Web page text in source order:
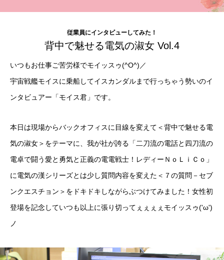
従業員にインタビューしてみた！
背中で魅せる電気の淑女 Vol.4
いつもお仕事ご苦労様でモイッスゥ(^O^)／
宇宙戦艦モイスに乗船してイスカンダルまで行っちゃう勢いのイ
ンタビュアー「モイス君」です。
本日は現場からバックオフィスに目線を変えて＜背中で魅せる電
気の淑女＞をテーマに、我が社が誇る「二刀流の電話と四刀流の
電卓で闘う愛と勇気と正義の電電戦士！レディーＮｏＬｉＣｏ」
に電気の漢シリーズとは少し質問内容を変えた＜７の質問－セブ
ンクエスチョン＞をドキドキしながらぶつけてみました！女性初
登場を記念していつも以上に張り切ってぇぇぇぇモイッスゥ('ω')
ノ